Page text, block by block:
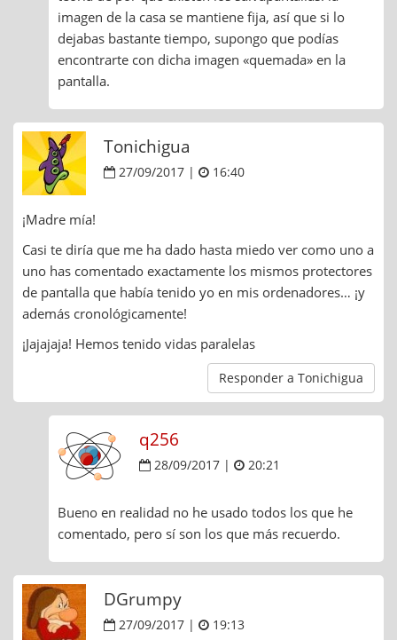
imagen de la casa se mantiene fija, así que si lo
dejabas bastante tiempo, supongo que podías
encontrarte con dicha imagen «quemada» en la
pantalla.
Tonichigua
27/09/2017 | 16:40
¡Madre mía!
Casi te diría que me ha dado hasta miedo ver como uno a
uno has comentado exactamente los mismos protectores
de pantalla que había tenido yo en mis ordenadores… ¡y
además cronológicamente!
¡Jajajaja! Hemos tenido vidas paralelas
Responder a Tonichigua
q256
28/09/2017 | 20:21
Bueno en realidad no he usado todos los que he
comentado, pero sí son los que más recuerdo.
DGrumpy
27/09/2017 | 19:13